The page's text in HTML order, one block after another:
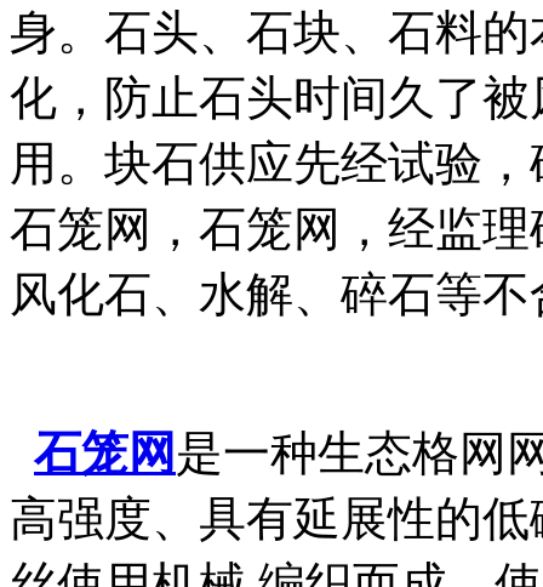
身。石头、石块、石料
化，防止石头时间久了
用。块石供应先经试验，
石笼网，石笼网，经监
风化石、水解、碎石等
石笼网 是一种生态格网
高强度、具有延展性的